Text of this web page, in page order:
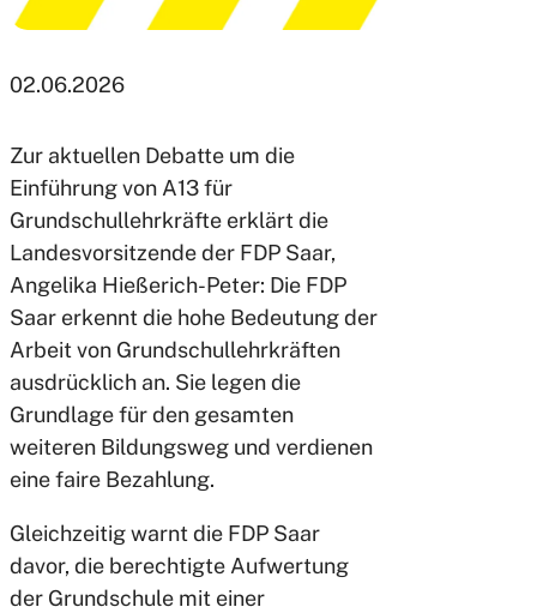
02.06.2026
Zur aktuellen Debatte um die
Einführung von A13 für
Grundschullehrkräfte erklärt die
Landesvorsitzende der FDP Saar,
Angelika Hießerich-Peter: Die FDP
Saar erkennt die hohe Bedeutung der
Arbeit von Grundschullehrkräften
ausdrücklich an. Sie legen die
Grundlage für den gesamten
weiteren Bildungsweg und verdienen
eine faire Bezahlung.
Gleichzeitig warnt die FDP Saar
davor, die berechtigte Aufwertung
der Grundschule mit einer